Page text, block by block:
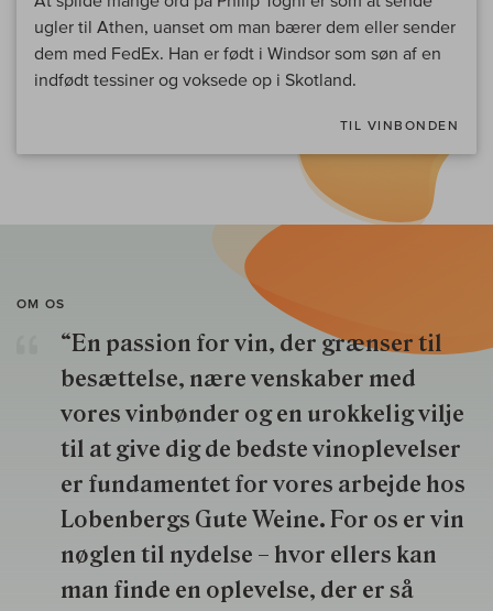
ugler til Athen, uanset om man bærer dem eller sender
dem med FedEx. Han er født i Windsor som søn af en
indfødt tessiner og voksede op i Skotland.
TIL VINBONDEN
OM OS
“En passion for vin, der grænser til
besættelse, nære venskaber med
vores vinbønder og en urokkelig vilje
til at give dig de bedste vinoplevelser
er fundamentet for vores arbejde hos
Lobenbergs Gute Weine. For os er vin
nøglen til nydelse – hvor ellers kan
man finde en oplevelse, der er så